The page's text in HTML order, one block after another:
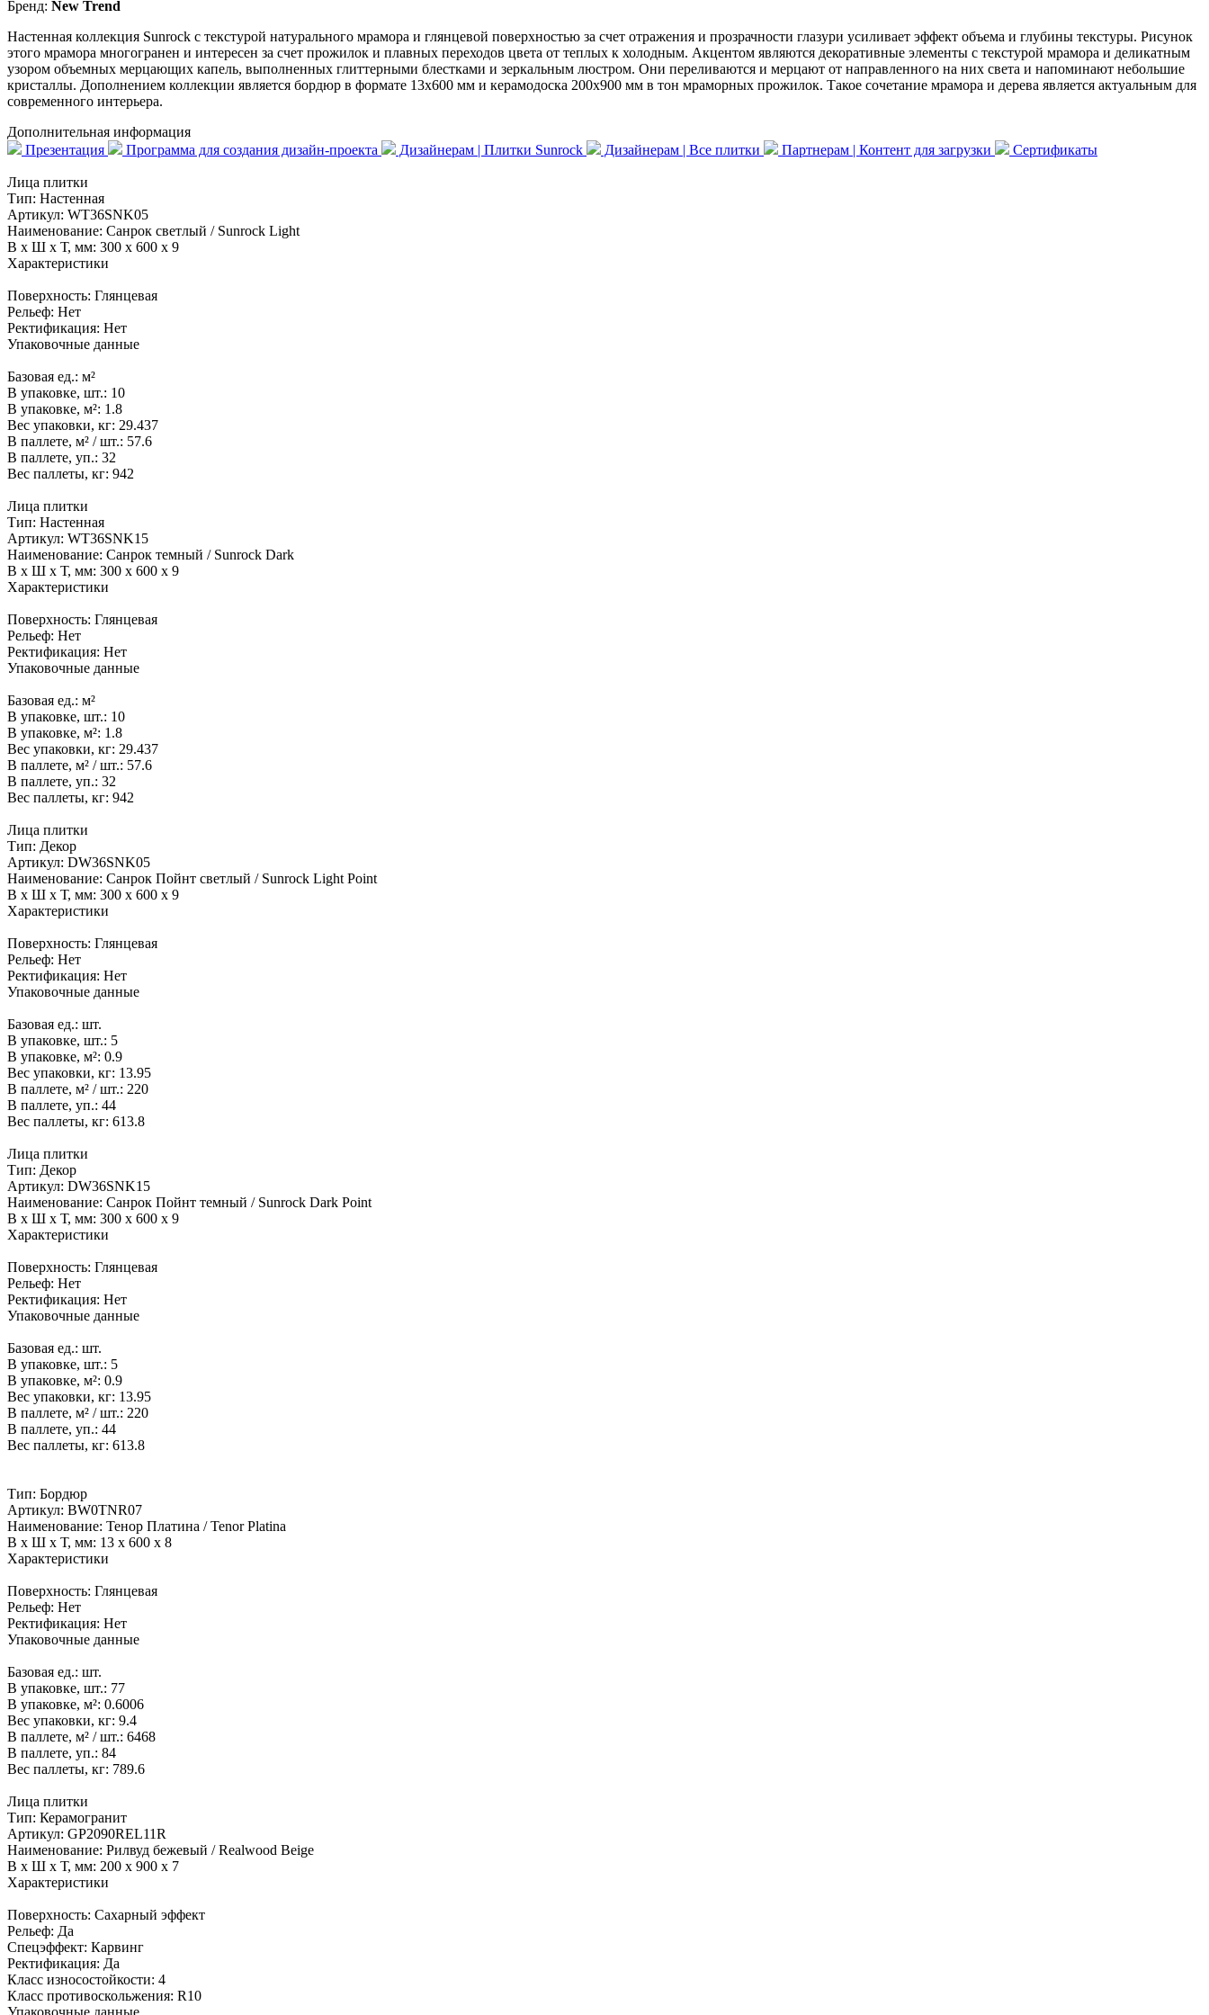
Бренд: New Trend
Настенная коллекция Sunrock с текстурой натурального мрамора и глянцевой поверхностью за счет отражения и прозрачности глазури усиливает эффект объема и глубины текстуры. Рисунок
этого мрамора многогранен и интересен за счет прожилок и плавных переходов цвета от теплых к холодным. Акцентом являются декоративные элементы с текстурой мрамора и деликатным
узором объемных мерцающих капель, выполненных глиттерными блестками и зеркальным люстром. Они переливаются и мерцают от направленного на них света и напоминают небольшие
кристаллы. Дополнением коллекции является бордюр в формате 13x600 мм и керамодоска 200x900 мм в тон мраморных прожилок. Такое сочетание мрамора и дерева является актуальным для
современного интерьера.
Дополнительная информация
Презентация
Программа для создания дизайн-проекта Дизайнерам | Плитки Sunrock Дизайнерам | Все плитки Партнерам | Контент для загрузки Сертификаты
Лица плитки
Тип: Настенная
Артикул: WT36SNK05
Наименование: Санрок светлый / Sunrock Light
В x Ш x Т, мм: 300 x 600 x 9
Характеристики
Поверхность: Глянцевая
Рельеф: Нет
Ректификация: Нет
Упаковочные данные
Базовая ед.: м²
В упаковке, шт.: 10
В упаковке, м²: 1.8
Вес упаковки, кг: 29.437
В паллете, м² / шт.: 57.6
В паллете, уп.: 32
Вес паллеты, кг: 942
Лица плитки
Тип: Настенная
Артикул: WT36SNK15
Наименование: Санрок темный / Sunrock Dark
В x Ш x Т, мм: 300 x 600 x 9
Характеристики
Поверхность: Глянцевая
Рельеф: Нет
Ректификация: Нет
Упаковочные данные
Базовая ед.: м²
В упаковке, шт.: 10
В упаковке, м²: 1.8
Вес упаковки, кг: 29.437
В паллете, м² / шт.: 57.6
В паллете, уп.: 32
Вес паллеты, кг: 942
Лица плитки
Тип: Декор
Артикул: DW36SNK05
Наименование: Санрок Пойнт светлый / Sunrock Light Point
В x Ш x Т, мм: 300 x 600 x 9
Характеристики
Поверхность: Глянцевая
Рельеф: Нет
Ректификация: Нет
Упаковочные данные
Базовая ед.: шт.
В упаковке, шт.: 5
В упаковке, м²: 0.9
Вес упаковки, кг: 13.95
В паллете, м² / шт.: 220
В паллете, уп.: 44
Вес паллеты, кг: 613.8
Лица плитки
Тип: Декор
Артикул: DW36SNK15
Наименование: Санрок Пойнт темный / Sunrock Dark Point
В x Ш x Т, мм: 300 x 600 x 9
Характеристики
Поверхность: Глянцевая
Рельеф: Нет
Ректификация: Нет
Упаковочные данные
Базовая ед.: шт.
В упаковке, шт.: 5
В упаковке, м²: 0.9
Вес упаковки, кг: 13.95
В паллете, м² / шт.: 220
В паллете, уп.: 44
Вес паллеты, кг: 613.8
Тип: Бордюр
Артикул: BW0TNR07
Наименование: Тенор Платина / Tenor Platina
В x Ш x Т, мм: 13 x 600 x 8
Характеристики
Поверхность: Глянцевая
Рельеф: Нет
Ректификация: Нет
Упаковочные данные
Базовая ед.: шт.
В упаковке, шт.: 77
В упаковке, м²: 0.6006
Вес упаковки, кг: 9.4
В паллете, м² / шт.: 6468
В паллете, уп.: 84
Вес паллеты, кг: 789.6
Лица плитки
Тип: Керамогранит
Артикул: GP2090REL11R
Наименование: Рилвуд бежевый / Realwood Beige
В x Ш x Т, мм: 200 x 900 x 7
Характеристики
Поверхность: Сахарный эффект
Рельеф: Да
Спецэффект: Карвинг
Ректификация: Да
Класс износостойкости: 4
Класс противоскольжения: R10